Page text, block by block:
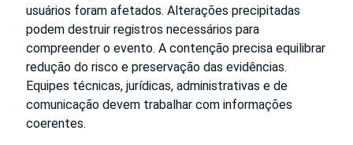
usuários foram afetados. Alterações precipitadas
podem destruir registros necessários para
compreender o evento. A contenção precisa equilibrar
redução do risco e preservação das evidências.
Equipes técnicas, jurídicas, administrativas e de
comunicação devem trabalhar com informações
coerentes.